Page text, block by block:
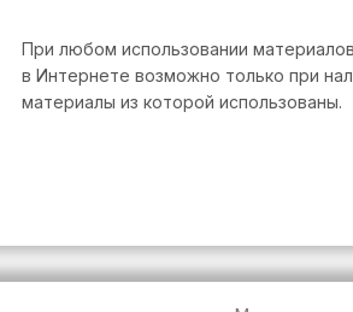
При любом использовании
в Интернете возможно только при
материалы из которой использованы.